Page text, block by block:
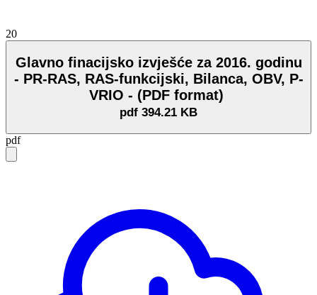
20
Glavno finacijsko izvješće za 2016. godinu
- PR-RAS, RAS-funkcijski, Bilanca, OBV, P-
VRIO - (PDF format)
pdf 394.21 KB
pdf